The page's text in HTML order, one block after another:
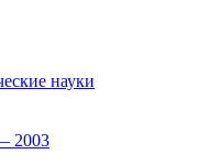
науки
2003